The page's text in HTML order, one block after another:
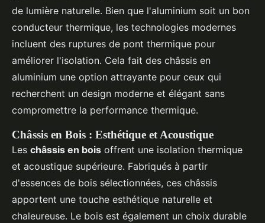
de lumière naturelle. Bien que l'aluminium soit un bon
conducteur thermique, les technologies modernes
incluent des ruptures de pont thermique pour
améliorer l'isolation. Cela fait des châssis en
aluminium une option attrayante pour ceux qui
recherchent un design moderne et élégant sans
compromettre la performance thermique.
Châssis en Bois : Esthétique et Acoustique
Les châssis en bois offrent une isolation thermique
et acoustique supérieure. Fabriqués à partir
d'essences de bois sélectionnées, ces châssis
apportent une touche esthétique naturelle et
chaleureuse. Le bois est également un choix durable